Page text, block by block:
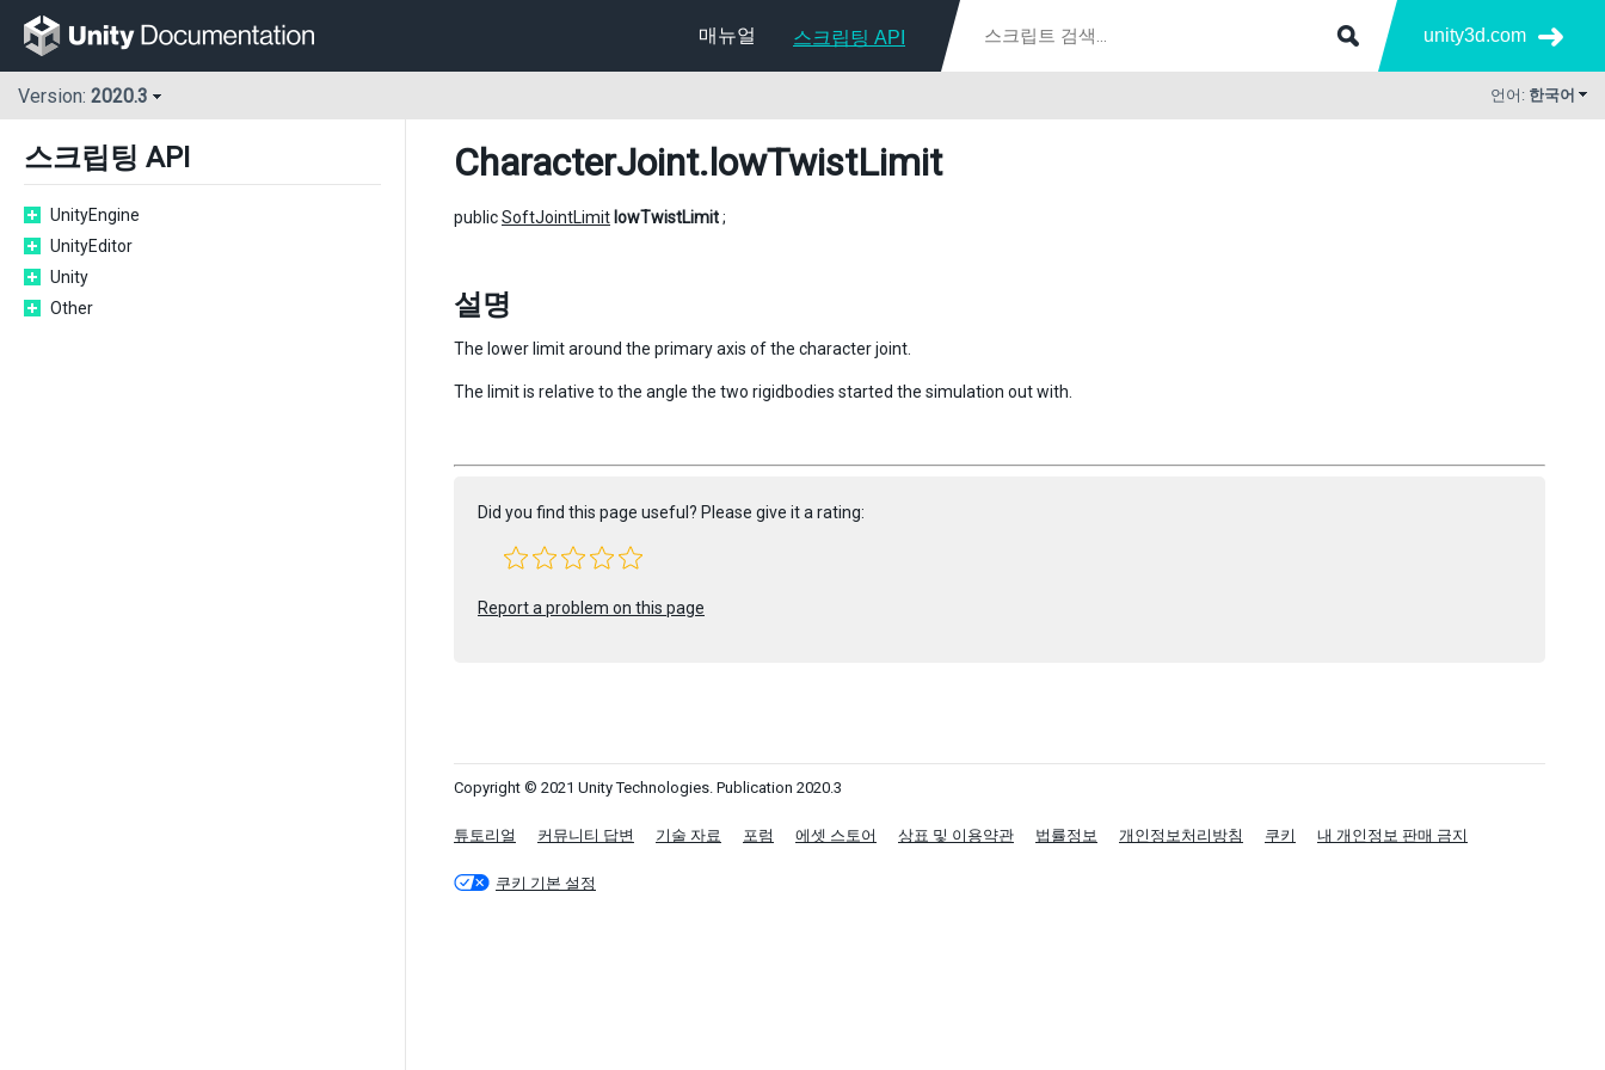
매뉴얼 스크립팅 API unity3d.com
Version: 2020.3 언어: 한국어
스크립팅 API
UnityEngine
UnityEditor
Unity
Other
CharacterJoint.lowTwistLimit
publicSoftJointLimit lowTwistLimit;
설명
The lower limit around the primary axis of the character joint.
The limit is relative to the angle the two rigidbodies started the simulation out with.
Did you find this page useful? Please give it a rating:
Report a problem on this page
Copyright © 2021 Unity Technologies. Publication 2020.3
튜토리얼 커뮤니티 답변 기술 자료 포럼 에셋 스토어 상표 및 이용약관 법률정보 개인정보처리방침 쿠키 내 개인정보 판매 금지
쿠키 기본 설정